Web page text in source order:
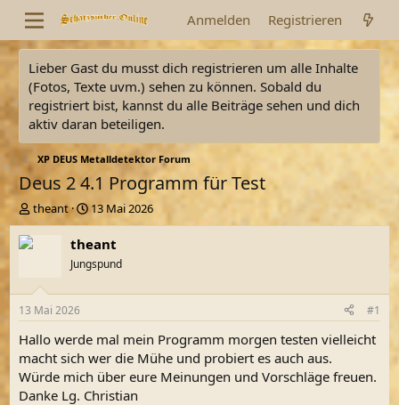
Anmelden Registrieren
Lieber Gast du musst dich registrieren um alle Inhalte
(Fotos, Texte uvm.) sehen zu können. Sobald du
registriert bist, kannst du alle Beiträge sehen und dich
aktiv daran beteiligen.
XP DEUS Metalldetektor Forum
Deus 2 4.1 Programm für Test
E
r
s
l
e
r
theant
E
r
s
e
t
a
13 Mai 2026
theant
Jungspund
13 Mai 2026 #1
Hallo werde mal mein Programm morgen testen vielleicht
macht sich wer die Mühe und probiert es auch aus.
Würde mich über eure Meinungen und Vorschläge freuen.
Danke Lg. Christian